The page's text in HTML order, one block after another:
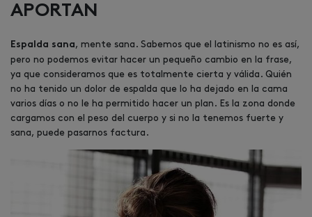
APORTAN
Espalda sana, mente sana. Sabemos que el latinismo no es así,
pero no podemos evitar hacer un pequeño cambio en la frase,
ya que consideramos que es totalmente cierta y válida. Quién
no ha tenido un dolor de espalda que lo ha dejado en la cama
varios días o no le ha permitido hacer un plan. Es la zona donde
cargamos con el peso del cuerpo y si no la tenemos fuerte y
sana, puede pasarnos factura.